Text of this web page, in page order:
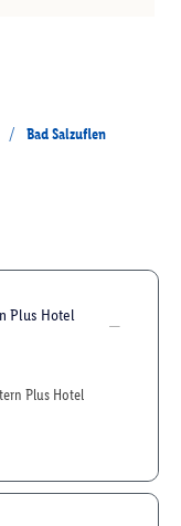
/ Bad Salzuflen
Plus Hotel
Plus Hotel